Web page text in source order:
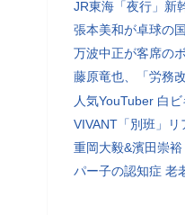
JR東海「夜行」新
張本美和が卓球の
万波中正が客席の
藤原竜也、「労務
人気YouTuber 白
VIVANT「別班」リ
重岡大毅&濱田崇
パー子の認知症 老